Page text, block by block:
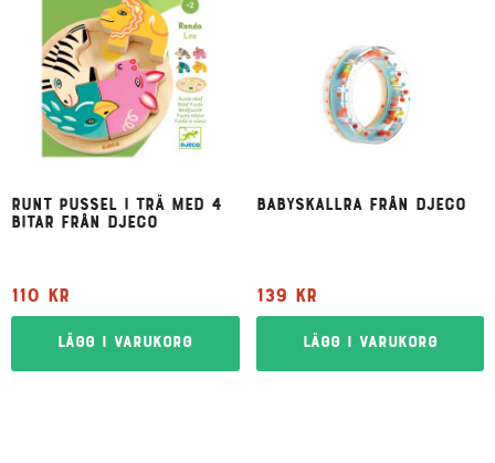
Runt pussel i trä med 4
bitar från Djeco
110 kr
Lägg i varukorg
Babyskallra från Djeco
139 kr
Lägg i varukorg